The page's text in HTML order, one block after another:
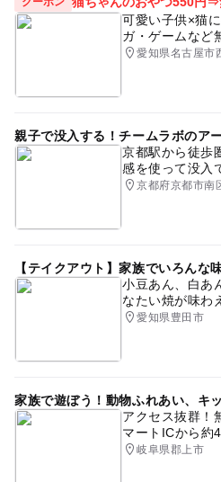
可愛い子供×猫
ガ・ゲームなど
愛知県名古屋市
親子で没入する！チームラボのア
京都駅から徒歩
感を使って没入
京都府京都市南
【テイクアウト】家族でいろんな
小豆あん、白あ
なたい焼が味わ
愛知県豊田市
家族で遊ぼう！動物ふれあい、キ
アクセス抜群！
マートICから約
岐阜県郡上市